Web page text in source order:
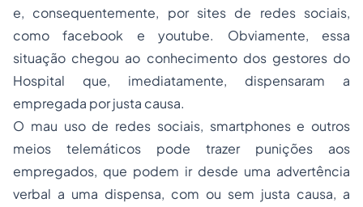
e, consequentemente, por sites de redes sociais,
comofacebook eyoutube. Obviamente, essa
situação chegou ao conhecimento dos gestores do
Hospital que, imediatamente, dispensaram a
empregada por justa causa.
O mau uso de redes sociais, smartphones e outros
meios telemáticos pode trazer punições aos
empregados, que podem ir desde uma advertência
verbal a uma dispensa, com ou sem justa causa, a